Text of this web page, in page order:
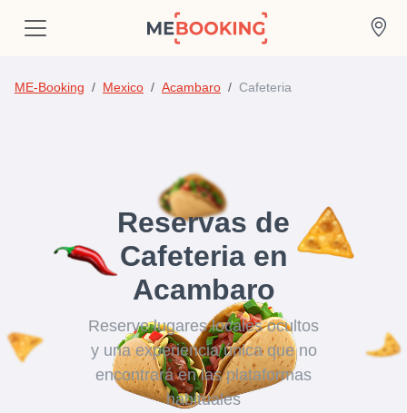
ME-Booking Mexico Acambaro Cafeteria
Reservas de
Cafeteria en
Acambaro
Reserve lugares locales ocultos
y una experiencia única que no
encontrará en las plataformas
habituales